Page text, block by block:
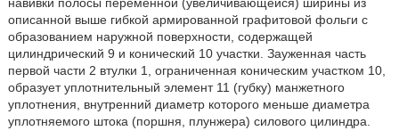
описанной выше гибкой армированной графитовой фольги с
образованием наружной поверхности, содержащей
цилиндрический 9 и конический 10 участки. Зауженная часть
первой части 2 втулки 1, ограниченная коническим участком 10,
образует уплотнительный элемент 11 (губку) манжетного
уплотнения, внутренний диаметр которого меньше диаметра
уплотняемого штока (поршня, плунжера) силового цилиндра.